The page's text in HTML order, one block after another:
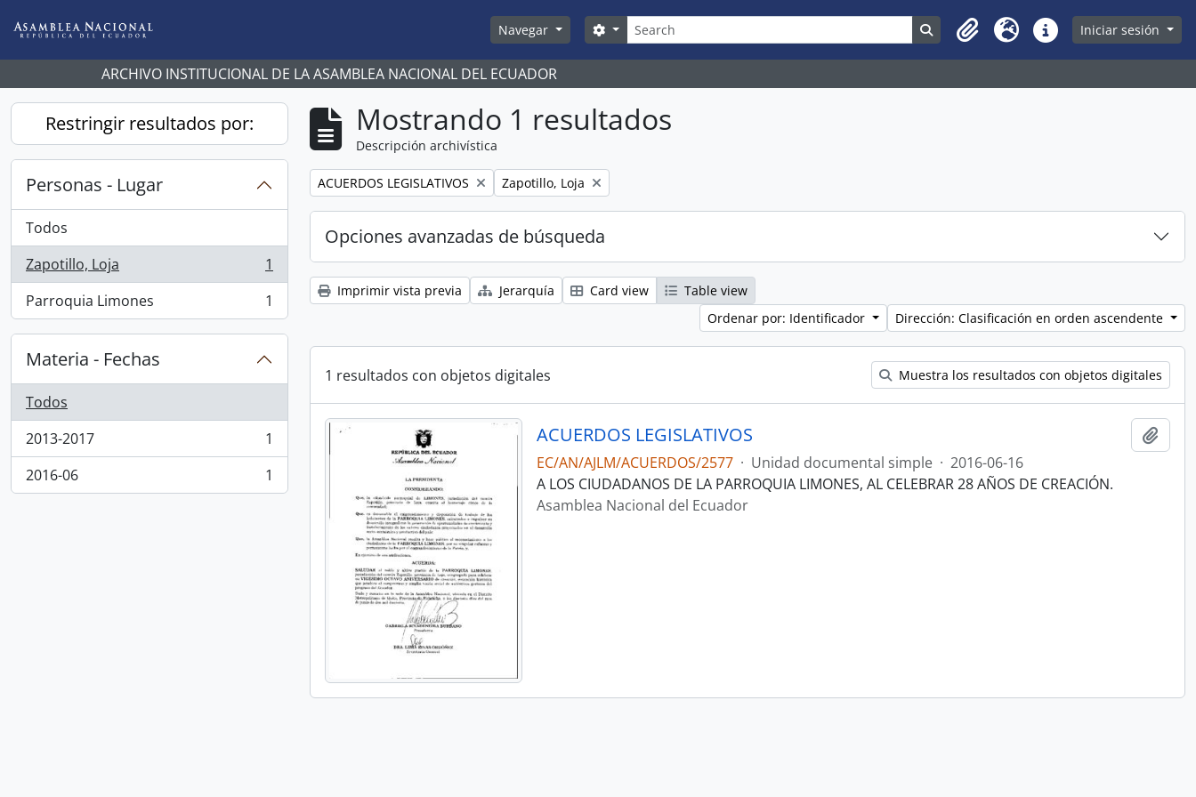
Navegar
Búsqueda
Search options Search in browse page
Clipboard
Idioma Enlaces rápidos
Iniciar sesión
ARCHIVO INSTITUCIONAL DE LA ASAMBLEA NACIONAL DEL ECUADOR
Restringir resultados por:
Personas - Lugar
Todos
Zapotillo, Loja
, 1 resultados
1
Parroquia Limones
, 1 resultados 1
Materia - Fechas
Todos
2013-2017
, 1 resultados
1
2016-06
, 1 resultados 1
Mostrando 1 resultados
Descripción archivística
Remove filter:
ACUERDOS LEGISLATIVOS Remove filter:
Zapotillo, Loja
Opciones avanzadas de búsqueda
Imprimir vista previa Jerarquía Card view
Table view
Ordenar por: Identificador
Dirección: Clasificación en orden ascendente
1 resultados con objetos digitales Muestra los resultados con objetos digitales
ACUERDOS LEGISLATIVOS
EC/AN/AJLM/ACUERDOS/2577 · Unidad documental simple · 2016-06-16
A LOS CIUDADANOS DE LA PARROQUIA LIMONES, AL CELEBRAR 28 AÑOS DE CREACIÓN.
Asamblea Nacional del Ecuador